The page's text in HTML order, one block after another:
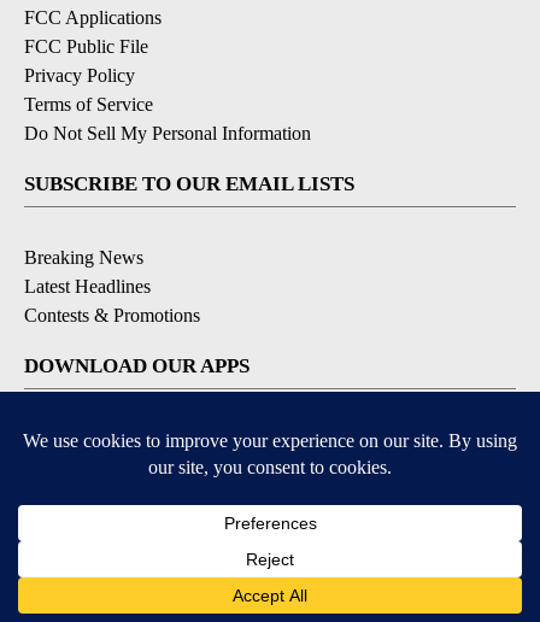
FCC Applications
FCC Public File
Privacy Policy
Terms of Service
Do Not Sell My Personal Information
SUBSCRIBE TO OUR EMAIL LISTS
Breaking News
Latest Headlines
Contests & Promotions
DOWNLOAD OUR APPS
Available for iOS and Android
© 2026, NEWS-PRESS & GAZETTE CO.